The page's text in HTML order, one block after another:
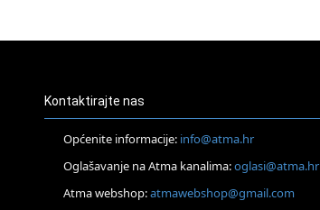
Kontaktirajte nas
Općenite informacije: info@atma.hr
Oglašavanje na Atma kanalima:oglasi@atma.hr
Atma webshop:atmawebshop@gmail.com